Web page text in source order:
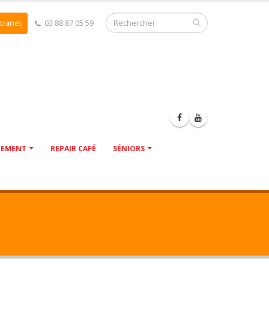
03 88 87 05 59
REPAIR CAFÉ SÉNIORS